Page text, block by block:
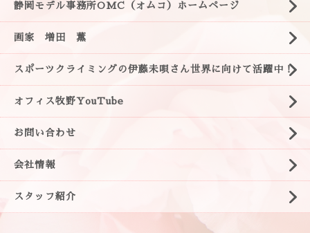
静岡モデル事務所OMC（オムコ）ホームページ
画家 増田 薫
スポーツクライミングの伊藤未唄さん世界に向けて活躍中！
オフィス牧野YouTube
お問い合わせ
会社情報
スタッフ紹介